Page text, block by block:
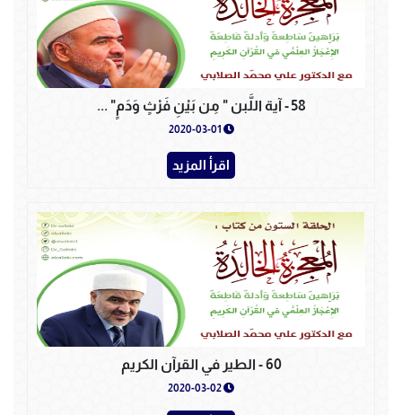
58 - آية اللَّبن " مِن بَيْنِ فَرْثٍ وَدَمٍ" ...
اقرأ المزيد
60 - الطير في القرآن الكريم